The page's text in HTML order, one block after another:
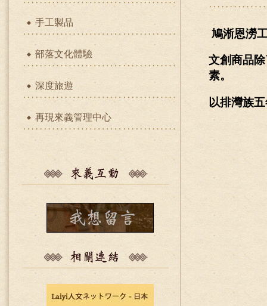
手工製品
部落文化體驗
深度旅遊
再現來義管理中心
鳩淅恩澇
文創商品
素。
以排灣族